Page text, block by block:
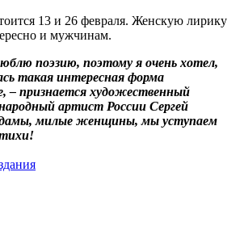
13 и 26 февраля. Женскую лирику
и мужчинам.
поэзию, поэтому я очень хотел,
такая интересная форма
– признается художественный
артист России Сергей
дамы, милые женщины, мы уступаем